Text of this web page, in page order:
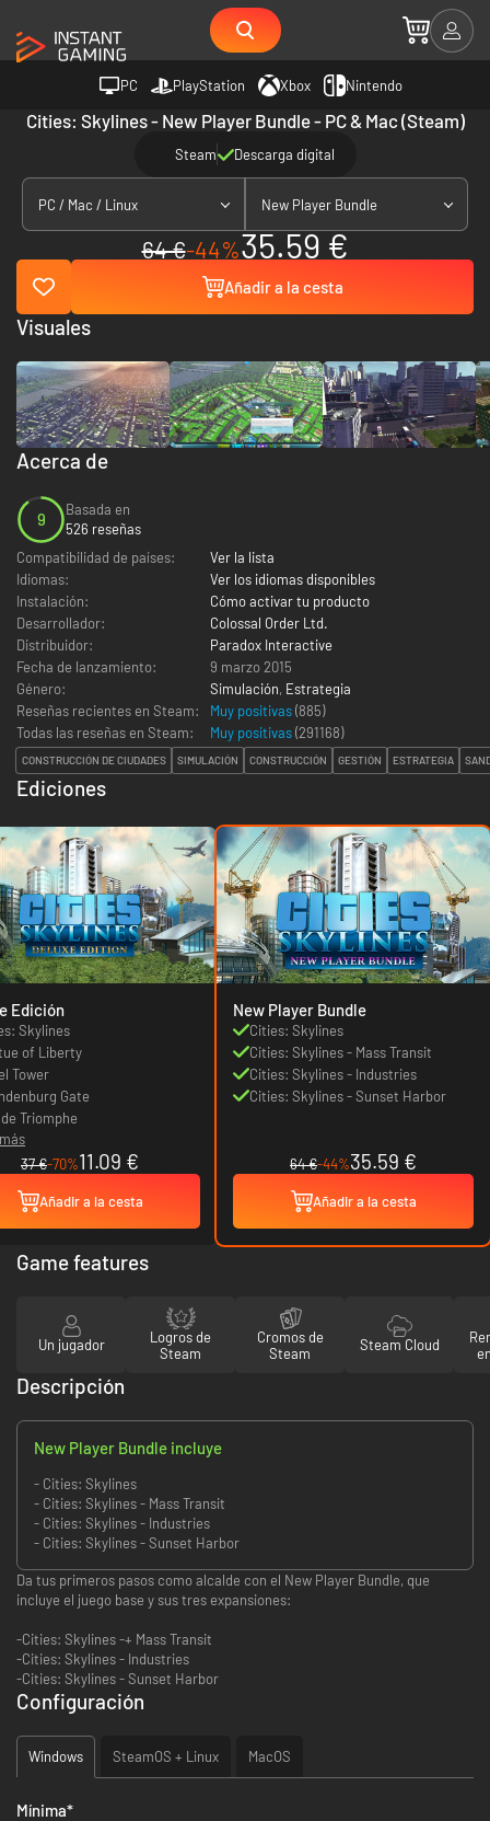
PC PlayStation Xbox Nintendo
Cities: Skylines - New Player Bundle - PC & Mac (Steam)
Steam Descarga digital
PC / Mac / Linux New Player Bundle
64 €-44%35.59 €
Añadir a la cesta
Acerca de
9
Basada en
526 reseñas
Compatibilidad de países:
Ver la lista
Idiomas:
Ver los idiomas disponibles
Instalación:
Cómo activar tu producto
Desarrollador:
Colossal Order Ltd.
Distribuidor:
Paradox Interactive
Fecha de lanzamiento:
9 marzo 2015
Género:
Simulación, Estrategia
Reseñas recientes en Steam:
Muy positivas(885)
Todas las reseñas en Steam:
Muy positivas(291168)
CONSTRUCCIÓN DE CIUDADES SIMULACIÓN CONSTRUCCIÓN GESTIÓN ESTRATEGIA
Ediciones
Edición
Skylines
of Liberty
Tower
Gate
Triomphe
37 €-70%11.09 €
Añadir a la cesta
New Player Bundle
Cities: Skylines
Cities: Skylines - Mass Transit
Cities: Skylines - Industries
Cities: Skylines - Sunset Harbor
64 €-44%35.59 €
Añadir a la cesta
Visuales
Game features
Un jugador
Logros de
Steam
Cromos de
Steam
Steam Cloud
Descripción
New Player Bundle incluye
- Cities: Skylines
- Cities: Skylines - Mass Transit
- Cities: Skylines - Industries
- Cities: Skylines - Sunset Harbor
Da tus primeros pasos como alcalde con el New Player Bundle, que
incluye el juego base y sus tres expansiones:
-Cities: Skylines -+ Mass Transit
-Cities: Skylines - Industries
-Cities: Skylines - Sunset Harbor
Configuración
Windows SteamOS + Linux MacOS
Mínima*